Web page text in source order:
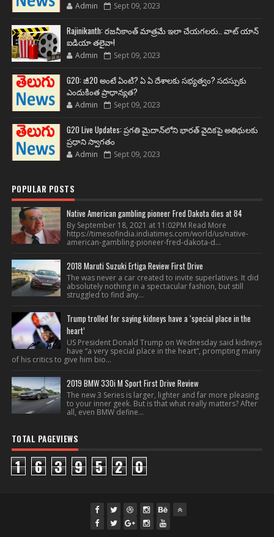
Admin Sept 09, 2023
Rajinikanth: రజనీకాంత్ మాత్రమే ఇలా చేయగలరు.. వాట్ యాన్
ఐడియా తలైవా!
Admin Sept 09, 2023
G20: జీ20 అంటే ఏంటి? ఏ ఏ దేశాలకు సభ్యత్వం? సదస్సుకు
ఎందుకింత ప్రాధాన్యత?
Admin Sept 09, 2023
G20 Live Updates: ప్రగతి మైదాన్‌లోని భారత్ వైదికపై అతిథులకు
ప్రధాని స్వాగతం
Admin Sept 09, 2023
POPULAR POSTS
Native American gambling pioneer Fred Dakota dies at 84
By September 18, 2021 at 11:02PM Read More
https://timesofindia.indiatimes.com/world/us/native-
american-gambling-pioneer-fred-dakota-d...
2018 Maruti Suzuki Ertiga Review First Drive
The was never a car created to invite superlatives. It did
absolutely nothing in a spectacular fashion, but still
struggled to find any...
Trump trolled for saying kidneys have a ‘special place in the
heart’
US President Donald Trump on Wednesday said kidneys
have “a very special place in the heart”, prompting many
of his critics to give him bio...
2019 BMW 330i M Sport First Drive Review
The new 3 Series is larger, lighter and far more pleasing
to your inner geek. But is that what really matters? After
all, even BMW define...
TOTAL PAGEVIEWS
1 6 3 9 5 2 0